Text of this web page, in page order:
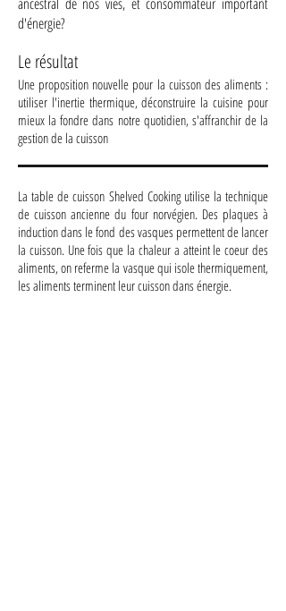
d'énergie?
Le résultat
Une proposition nouvelle pour la cuisson des aliments :
utiliser l'inertie thermique, déconstruire la cuisine pour
mieux la fondre dans notre quotidien, s'affranchir de la
gestion de la cuisson
La table de cuisson Shelved Cooking utilise la technique
de cuisson ancienne du four norvégien. Des plaques à
induction dans le fond des vasques permettent de lancer
la cuisson. Une fois que la chaleur a atteint le coeur des
aliments, on referme la vasque qui isole thermiquement,
les aliments terminent leur cuisson dans énergie.